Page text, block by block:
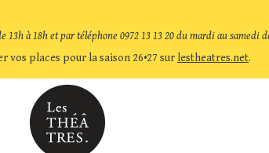
13h à 18h et par téléphone 0972 13 13 20 du mardi au samedi
places pour la saison 26•27 sur lestheatres.net.